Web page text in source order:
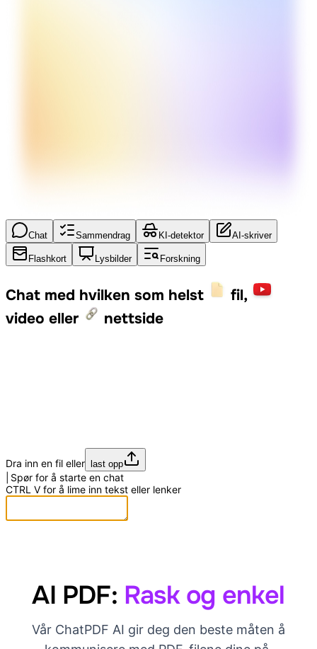
Chat Sammendrag KI-detektor AI-skriver
Flashkort Lysbilder Forskning
Chat med hvilken som helst
fil,
video eller
nettside
Dra inn en fil eller last opp
Spør for å starte en chat
CTRL V for å lime inn tekst eller lenker
AI PDF: Rask og enkel
Vår ChatPDF AI gir deg den beste måten å